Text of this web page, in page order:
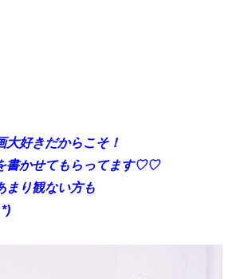
大好きだからこそ！
書かせてもらってます♡♡
まり観ない方も